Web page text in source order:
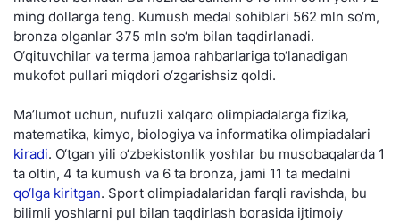
ming dollarga teng. Kumush medal sohiblari 562 mln so‘m,
bronza olganlar 375 mln so‘m bilan taqdirlanadi.
O‘qituvchilar va terma jamoa rahbarlariga to‘lanadigan
mukofot pullari miqdori o‘zgarishsiz qoldi.
Ma’lumot uchun, nufuzli xalqaro olimpiadalarga fizika,
matematika, kimyo, biologiya va informatika olimpiadalari
kiradi. O‘tgan yili o‘zbekistonlik yoshlar bu musobaqalarda 1
ta oltin, 4 ta kumush va 6 ta bronza, jami 11 ta medalni
qo‘lga kiritgan. Sport olimpiadalaridan farqli ravishda, bu
bilimli yoshlarni pul bilan taqdirlash borasida ijtimoiy